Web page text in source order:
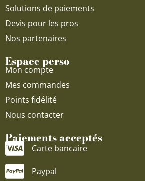
Solutions de paiements
Devis pour les pros
Nos partenaires
Espace perso
Mon compte
Mes commandes
Points fidélité
Nous contacter
Paiements acceptés
Carte bancaire
Paypal